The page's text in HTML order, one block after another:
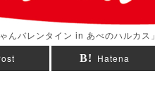
んバレンタイン in あべのハルカス」
Hatena